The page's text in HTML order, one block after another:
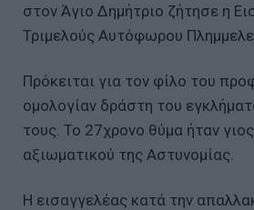
στον Άγιο Δημήτριο ζήτησε η
Τριμελούς Αυτόφωρου
Πρόκειται για τον φίλο του
ομολογίαν δράστη του
τους. Το 27χρονο θύμα ήταν
αξιωματικού της Αστυνομίας.
Η εισαγγελέας κατά την